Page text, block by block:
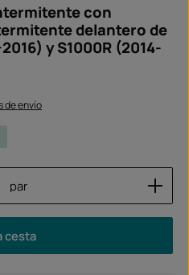
con
delantero de
y S1000R (2014-
de envío
introduce la cantidad
par
cesta